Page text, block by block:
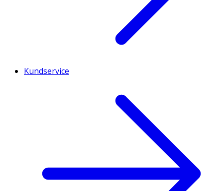
Kundservice